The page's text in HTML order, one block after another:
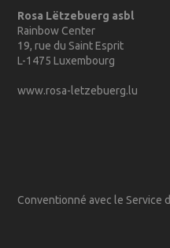
Rosa Lëtzebuerg asbl
Rainbow Center
19, rue du Saint Esprit
L-1475 Luxembourg
www.rosa-letzebuerg.lu
Conventionné avec le Service